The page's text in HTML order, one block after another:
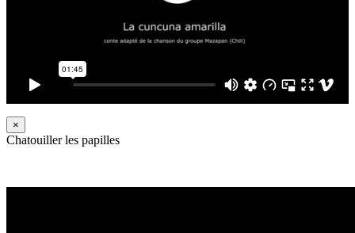
×
Chatouiller les papilles